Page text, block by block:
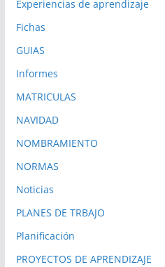
Experiencias de aprendizaje
Fichas
GUIAS
Informes
MATRICULAS
NAVIDAD
NOMBRAMIENTO
NORMAS
Noticias
PLANES DE TRBAJO
Planificación
PROYECTOS DE APRENDIZAJE